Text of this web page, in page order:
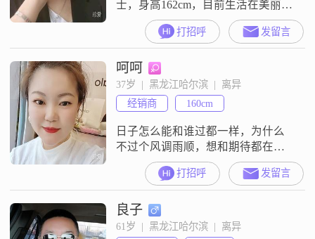
士，身高162cm，目前生活在美丽的
哈尔滨##3002##我拥有大学本科学
历，在工作中努力进取，月收入在
12001到20000元之间##3002##我性
格开朗，总是爱笑，善于理解他人
的感受，富有同理心##3002##在生
活中，我追求精致与品质，喜欢简
单而幸福的生活方式##3002##我
打招呼 发留言
呵呵
37岁  |  黑龙江哈尔滨  |  离异
经销商
160cm
日子怎么能和谁过都一样，为什么
不过个风调雨顺，想和期待都在一
个瞬间，为什么不越来越好…
打招呼 发留言
良子
61岁  |  黑龙江哈尔滨  |  离异